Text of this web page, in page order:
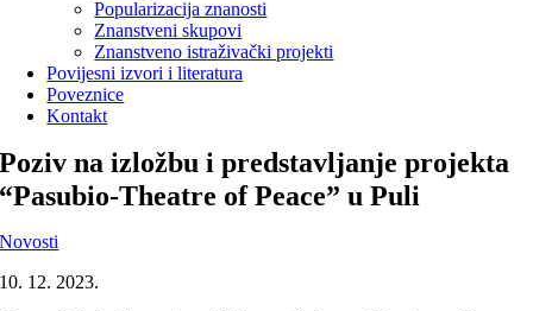
Popularizacija znanosti
Znanstveni skupovi
Znanstveno istraživački projekti
Povijesni izvori i literatura
Poveznice
Kontakt
Poziv na izložbu i predstavljanje projekta
“Pasubio-Theatre of Peace” u Puli
Novosti
10. 12. 2023.